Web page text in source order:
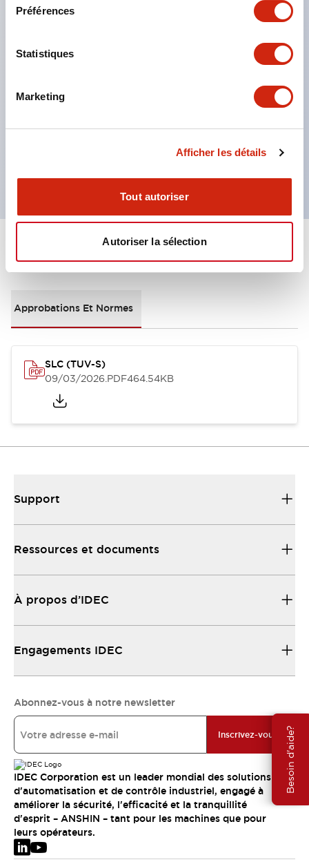
Préférences
Statistiques
Marketing
Afficher les détails
Tout autoriser
Autoriser la sélection
Besoin d'aide?
de spécifications d'affichage. (Uniquement type F)
Éclairage ponctuel complet pour une vérification
facile de l'allumage même en pleine lumière.
Produit certifié UL, c-UL et TUV. Conforme aux
normes EN. ※ Pour les modalités de désignation
des produits certifiés, veuillez nous contacter
Documents et fichiers
Approbations Et Normes
SLC (TUV-S)
09/03/2026.PDF464.54KB
Support
Ressources et documents
À propos d’IDEC
Engagements IDEC
Abonnez-vous à notre newsletter
Inscrivez-vous
IDEC Corporation est un leader mondial des solutions
d'automatisation et de contrôle industriel, engagé à
améliorer la sécurité, l'efficacité et la tranquillité
d'esprit – ANSHIN – tant pour les machines que pour
leurs opérateurs.